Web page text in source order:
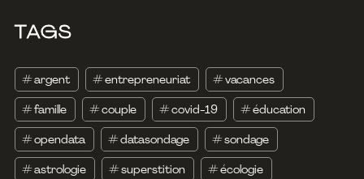
TAGS
#argent #entrepreneuriat #vacances
#famille #couple #covid-19 #éducation
#opendata #datasondage #sondage
#astrologie #superstition #écologie